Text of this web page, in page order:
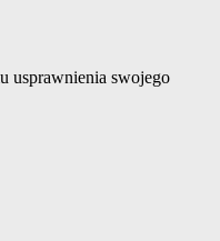
usprawnienia swojego